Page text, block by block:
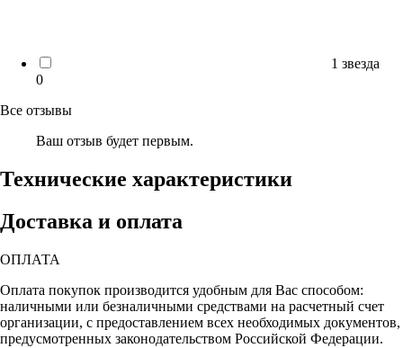
1 звезда
0
Все отзывы
Ваш отзыв будет первым.
Технические характеристики
Доставка и оплата
ОПЛАТА
Оплата покупок производится удобным для Вас способом:
наличными или безналичными средствами на расчетный счет
организации, с предоставлением всех необходимых документов,
предусмотренных законодательством Российской Федерации.